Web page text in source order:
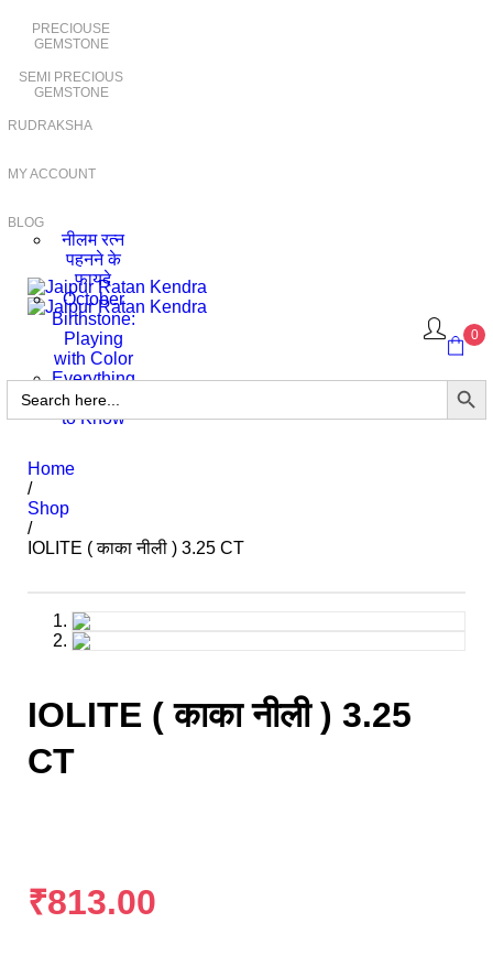
PRECIOUSE
GEMSTONE
SEMI PRECIOUS
GEMSTONE
RUDRAKSHA
MY ACCOUNT
BLOG
नीलम रत्न
पहनने के
फायदे
October
Birthstone:
Playing
with Color
Everything
You Need
to Know
0
Search
for:
Search
Home
/
Shop
/
IOLITE ( काका नीली ) 3.25 CT
IOLITE ( काका नीली ) 3.25
CT
₹813.00